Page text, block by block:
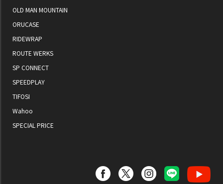
OLD MAN MOUNTAIN
ORUCASE
RIDEWRAP
ROUTE WERKS
SP CONNECT
SPEEDPLAY
TIFOSI
Wahoo
SPECIAL PRICE